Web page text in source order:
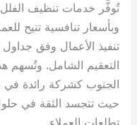
تُوفَّر خدمات تنظيف
وبأسعار تنافسية تتيح
تنفيذ الأعمال وفق
التعقيم الشامل. وتُسهم
الجنوب كشركة رائدة في
حيث تتجسد الثقة في